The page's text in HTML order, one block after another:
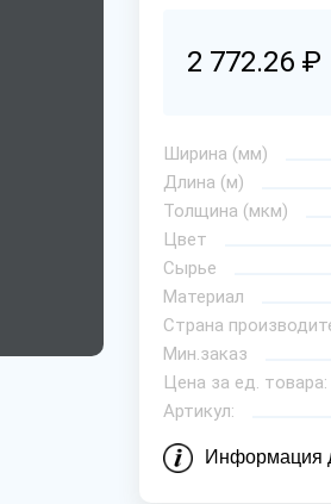
2 772.26 ₽
Ширина (мм)
Длина (м)
Толщина (мкм)
Цвет
Сырье
Материал
Страна
Мин.заказ
Цена за ед. товара:
Артикул:
Информация